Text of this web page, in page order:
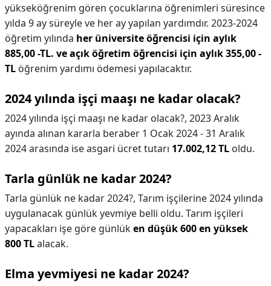
yükseköğrenim gören çocuklarına öğrenimleri süresince
yılda 9 ay süreyle ve her ay yapılan yardımdır. 2023-2024
öğretim yılında her üniversite öğrencisi için aylık
885,00 -TL. ve açık öğretim öğrencisi için aylık 355,00 -
TL öğrenim yardımı ödemesi yapılacaktır.
2024 yılında işçi maaşı ne kadar olacak?
2024 yılında işçi maaşı ne kadar olacak?, 2023 Aralık
ayında alınan kararla beraber 1 Ocak 2024 - 31 Aralık
2024 arasında ise asgari ücret tutarı 17.002,12 TL oldu.
Tarla günlük ne kadar 2024?
Tarla günlük ne kadar 2024?, Tarım işçilerine 2024 yılında
uygulanacak günlük yevmiye belli oldu. Tarım işçileri
yapacakları işe göre günlüken düşük 600 en yüksek
800 TLalacak.
Elma yevmiyesi ne kadar 2024?